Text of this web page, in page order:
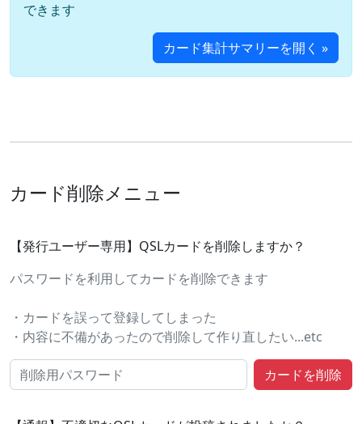
できます
カード集計サマリーを開く »
カード削除メニュー
【発行ユーザー専用】QSLカードを削除しますか？
パスワードを利用してカードを削除できます
・カードを誤って登録してしまった
・内容に不備があったので削除して作り直したい...etc